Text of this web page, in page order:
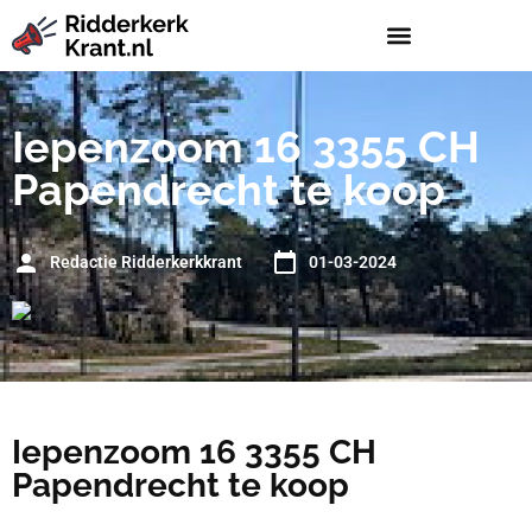
Iepenzoom 16 3355 CH
Papendrecht te koop
Redactie Ridderkerkkrant 01-03-2024
Iepenzoom 16 3355 CH
Papendrecht te koop